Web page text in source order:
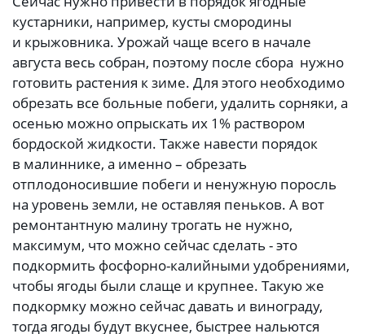
кустарники, например, кусты смородины
и крыжовника. Урожай чаще всего в начале
августа весь собран, поэтому после сбора нужно
готовить растения к зиме. Для этого необходимо
обрезать все больные побеги, удалить сорняки, а
осенью можно опрыскать их 1% раствором
бордоской жидкости. Также навести порядок
в малиннике, а именно – обрезать
отплодоносившие побеги и ненужную поросль
на уровень земли, не оставляя пеньков. А вот
ремонтантную малину трогать не нужно,
максимум, что можно сейчас сделать - это
подкормить фосфорно-калийными удобрениями,
чтобы ягоды были слаще и крупнее. Такую же
подкормку можно сейчас давать и винограду,
тогда ягоды будут вкуснее, быстрее нальются